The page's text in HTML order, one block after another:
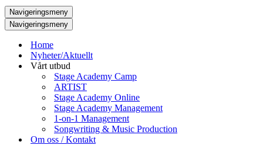
Navigeringsmeny
Navigeringsmeny
Home
Nyheter/Aktuellt
Vårt utbud
Stage Academy Camp
ARTIST
Stage Academy Online
Stage Academy Management
1-on-1 Management
Songwriting & Music Production
Om oss / Kontakt